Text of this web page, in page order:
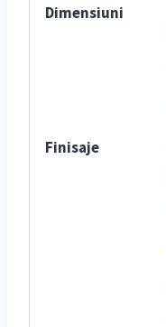
Dimensiuni
Finisaje